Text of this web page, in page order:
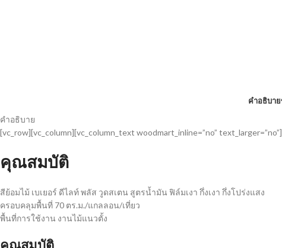
คำอธิบาย
คำอธิบาย
[vc_row][vc_column][vc_column_text woodmart_inline=”no” text_larger=”no”]
คุณสมบัติ
สีย้อมไม้ เบเยอร์ ดีไลท์ พลัส วูดสเตน สูตรน้ำมัน ฟิล์มเงา กึ่งเงา กึ่งโปร่งแสง
ครอบคลุมพื้นที่ 70 ตร.ม./แกลลอน/เที่ยว
พื้นที่การใช้งาน งานไม้แนวตั้ง